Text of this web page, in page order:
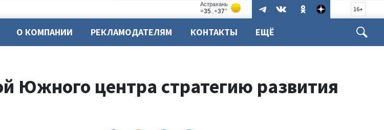
16+
О КОМПАНИИ РЕКЛАМОДАТЕЛЯМ КОНТАКТЫ ЕЩЁ
Южного центра стратегию развития